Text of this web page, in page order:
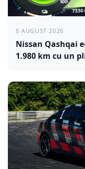
6 AUGUST 2026
Nissan Qashqai
1.980 km cu un